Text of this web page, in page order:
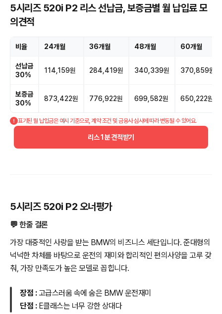
5시리즈 520i P2 리스 선납금, 보증금별 월 납입료 모
의견적
비율 24개월 36개월 48개월 60개월
선납금
30%
114,159원 284,419원 340,339원 370,859원
보증금
30%
873,422원 776,922원 699,582원 650,222원
표기된 월 납입금은 예시 기준으로, 계약 조건 및 금융사 심사에 따라 변동될 수 있어요.
리스 1분 견적받기
5시리즈 520i P2 오너평가
💬 한줄 결론
가장 대중적인 사랑을 받는 BMW의 비즈니스 세단입니다. 준대형의
넉넉한 차체를 바탕으로 운전의 재미와 합리적인 편의사양을 고루 갖
춰, 가장 만족도가 높은 모델로 꼽힙니다.
장점 : 고급스러움 속에 숨은 BMW 운전재미
단점 : E클래스는 너무 강한 상대다